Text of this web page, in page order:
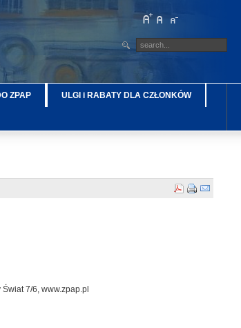
ZPAP ULGI i RABATY DLA CZŁONKÓW
7/6, www.zpap.pl